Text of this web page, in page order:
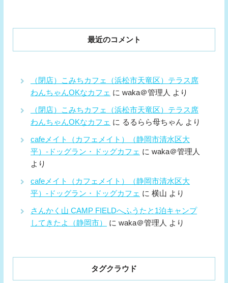
最近のコメント
（閉店）こみちカフェ（浜松市天竜区）テラス席
わんちゃんOKなカフェ に waka＠管理人 より
（閉店）こみちカフェ（浜松市天竜区）テラス席
わんちゃんOKなカフェ に るるらら母ちゃん より
cafeメイト（カフェメイト）（静岡市清水区大
平）-ドッグラン・ドッグカフェ に waka＠管理人
より
cafeメイト（カフェメイト）（静岡市清水区大
平）-ドッグラン・ドッグカフェ に 横山 より
さんかく山 CAMP FIELDへふうたと1泊キャンプ
してきたよ（静岡市）
に waka＠管理人 より
タグクラウド